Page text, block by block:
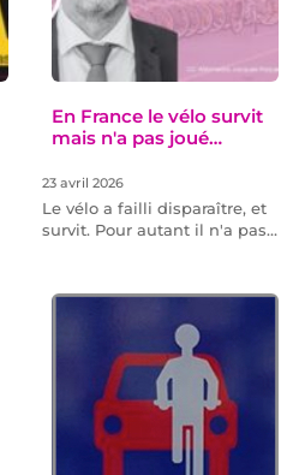
En France le vélo survit
mais n'a pas joué…
23 avril 2026
Le vélo a failli disparaître, et
survit. Pour autant il n'a pas…